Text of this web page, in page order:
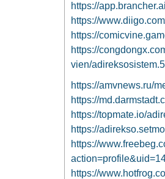
https://
https://
https://
https://
vien/
https://amvnews.ru/
https://
https://topmate.io/
https://
https://
https://